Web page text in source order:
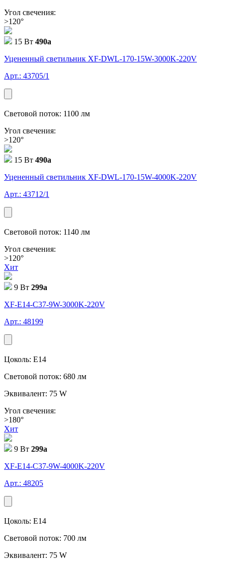
Угол свечения:
>120°
15 Вт 490a
Уцененный светильник XF-DWL-170-15W-3000K-220V
Арт.: 43705/1
Световой поток: 1100 лм
Угол свечения:
>120°
15 Вт 490a
Уцененный светильник XF-DWL-170-15W-4000K-220V
Арт.: 43712/1
Световой поток: 1140 лм
Угол свечения:
>120°
Хит
9 Вт 299a
XF-E14-C37-9W-3000K-220V
Арт.: 48199
Цоколь: E14
Световой поток: 680 лм
Эквивалент: 75 W
Угол свечения:
>180°
Хит
9 Вт 299a
XF-E14-C37-9W-4000K-220V
Арт.: 48205
Цоколь: E14
Световой поток: 700 лм
Эквивалент: 75 W